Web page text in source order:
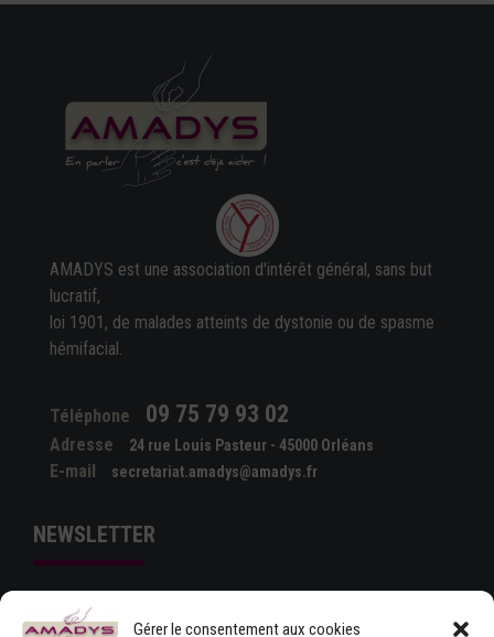
Gérer le consentement aux cookies
AMADYS est une association d'intérêt général, sans but
lucratif,
loi 1901, de malades atteints de dystonie ou de spasme
hémifacial.
Téléphone 09 75 79 93 02
Adresse 24 rue Louis Pasteur - 45000 Orléans
E-mail secretariat.amadys@amadys.fr
NEWSLETTER